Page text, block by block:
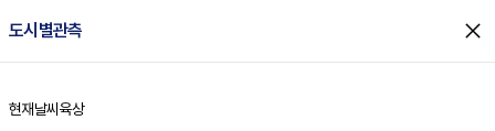
도시별관측 close
홈
현재날씨 육상